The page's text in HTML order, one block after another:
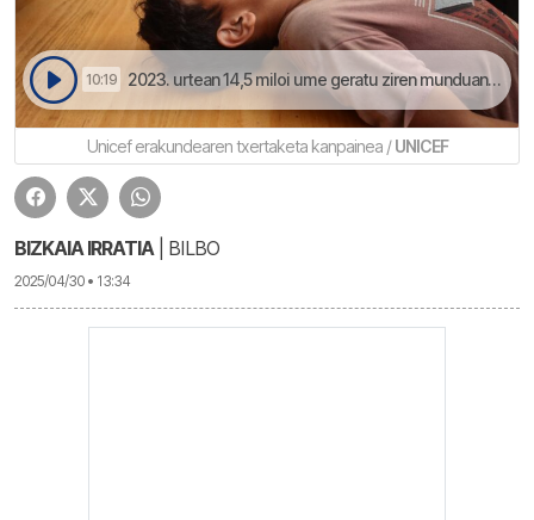
10:19 2023. urtean 14,5 miloi ume geratu ziren munduan txertatu barik | Lau Haizetara
Unicef erakundearen txertaketa kanpainea /UNICEF
BIZKAIA IRRATIA| BILBO
2025/04/30 • 13:34